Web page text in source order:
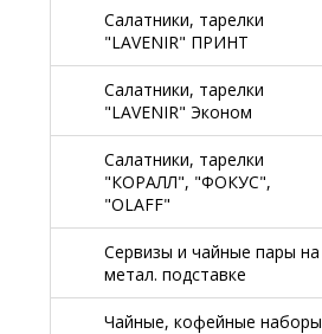
Салатники, тарелки
"LAVENIR" ПРИНТ
Салатники, тарелки
"LAVENIR" Эконом
Салатники, тарелки
"КОРАЛЛ", "ФОКУС",
"OLAFF"
Сервизы и чайные пары на
метал. подставке
Чайные, кофейные наборы